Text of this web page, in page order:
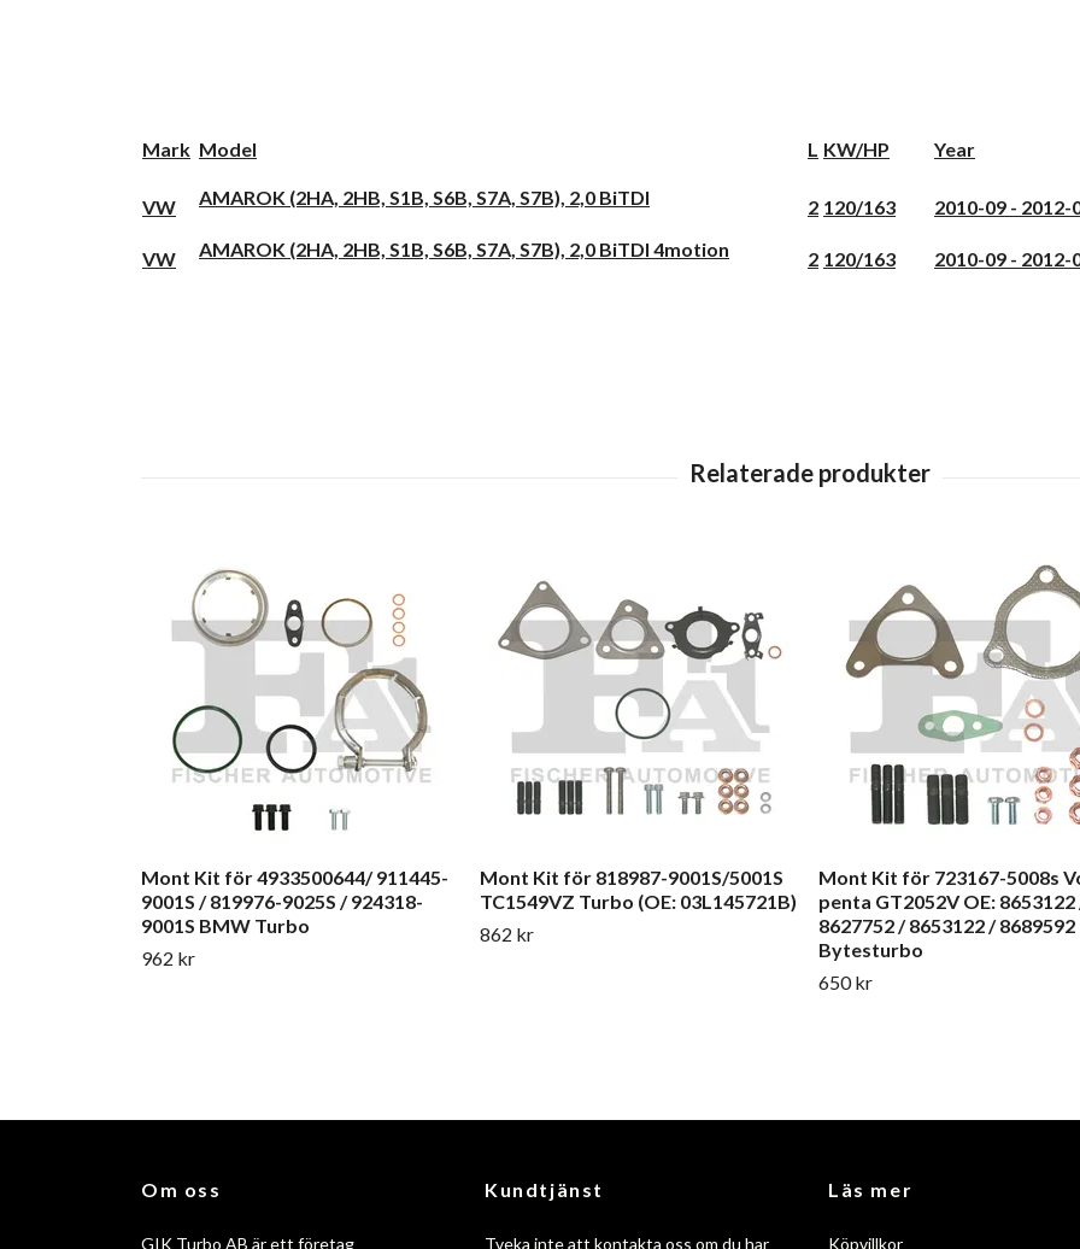
Mark Model L KW/HP Year
VW
AMAROK (2HA, 2HB, S1B, S6B, S7A, S7B), 2,0 BiTDI 2 120/163 2010-09 - 2012-
VW AMAROK (2HA, 2HB, S1B, S6B, S7A, S7B), 2,0 BiTDI 4motion 2 120/163 2010-09 - 2012-
Mont Kit för 4933500644/ 911445-
9001S / 819976-9025S / 924318-
9001S BMW Turbo
962 kr
Mont Kit för 818987-9001S/5001S
TC1549VZ Turbo (OE: 03L145721B)
862 kr
Mont Kit för 723167-5008s
penta GT2052V OE: 8653122
8627752 / 8653122 / 8689592
Bytesturbo
650 kr
Om oss
GIK Turbo AB är ett företag
Kundtjänst
Tveka inte att kontakta oss om du har
Läs mer
Köpvillkor